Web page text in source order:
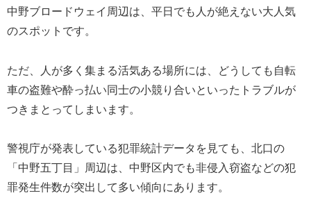
中野ブロードウェイ周辺は、平日でも人が絶えない大人気
のスポットです。
ただ、人が多く集まる活気ある場所には、どうしても自転
車の盗難や酔っ払い同士の小競り合いといったトラブルが
つきまとってしまいます。
警視庁が発表している犯罪統計データを見ても、北口の
「中野五丁目」周辺は、中野区内でも非侵入窃盗などの犯
罪発生件数が突出して多い傾向にあります。